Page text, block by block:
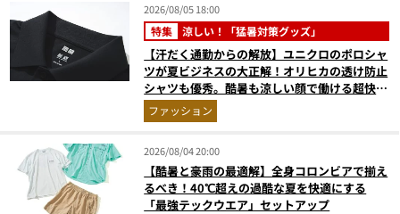
2026/08/05 18:00
特集 涼しい！「猛暑対策グッズ」
【汗だく通勤からの解放】ユニクロのポロシャ
ツが夏ビジネスの大正解！オリヒカの透け防止
シャツも優秀。酷暑も涼しい顔で働ける超快適
ウエアの実力
ファッション
2026/08/04 20:00
【酷暑と豪雨の最適解】全身コロンビアで揃え
るべき！40℃超えの過酷な夏を快適にする
「最強テックウエア」セットアップ